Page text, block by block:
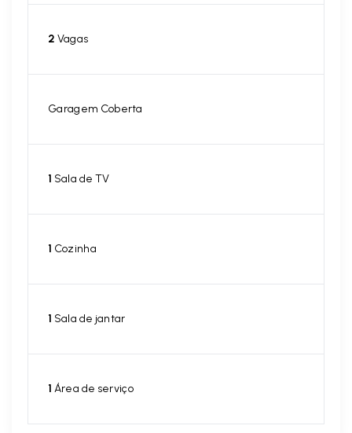
2 Vagas
Garagem Coberta
1 Sala de TV
1 Cozinha
1 Sala de jantar
1 Área de serviço